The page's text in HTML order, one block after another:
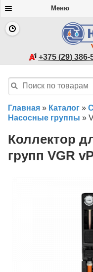
Меню
+375 (29) 386-
Главная » Каталог »
Насосные группы »
Коллектор
групп VGR